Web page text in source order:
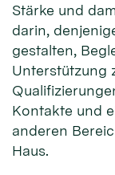
Stärke und
darin,
gestalten,
Unterstützung
Kontakte und
anderen
Haus.